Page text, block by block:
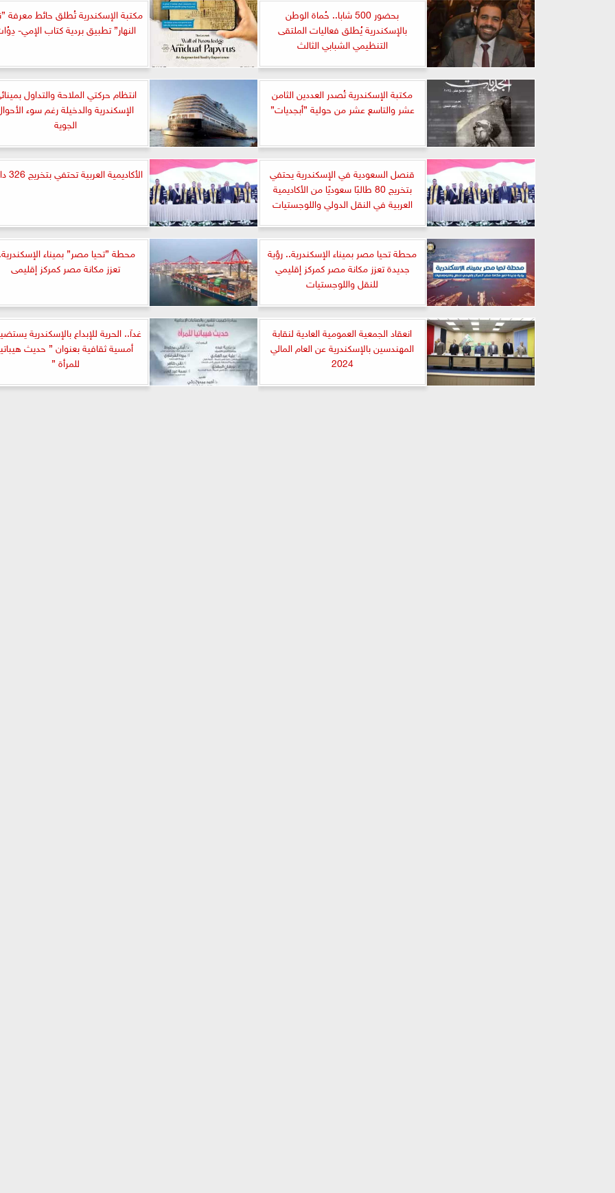
بحضور 500 شابا.. حُماة الوطن
بالإسكندرية يُطلق فعاليات الملتقى
التنظيمي الشبابي الثالث
مكتبة الإسكندرية تُطلق حائط معرفة
النهار” تطبيق بردية كتاب الإمي-
مكتبة الإسكندرية تُصدر العددين الثامن
عشر والتاسع عشر من حولية ”أبجديات”
انتظام حركتي الملاحة والتداول
الإسكندرية والدخيلة رغم سوء
الجوية
قنصل السعودية في الإسكندرية يحتفي
بتخريج 80 طالبًا سعوديًا من الأكاديمية
العربية في النقل الدولي واللوجستيات
الأكاديمية العربية تحتفي بتخريج 326 دارسًا
محطة تحيا مصر بميناء الإسكندرية.. رؤية
جديدة تعزز مكانة مصر كمركز إقليمي
للنقل واللوجستيات
محطة ”تحيا مصر” بميناء
تعزز مكانة مصر كمركز إقليمى
انعقاد الجمعية العمومية العادية لنقابة
المهندسين بالإسكندرية عن العام المالي
2024
غدآ.. الحرية للإبداع بالإسكندرية
أمسية ثقافية بعنوان ” حديث
للمرأة ”